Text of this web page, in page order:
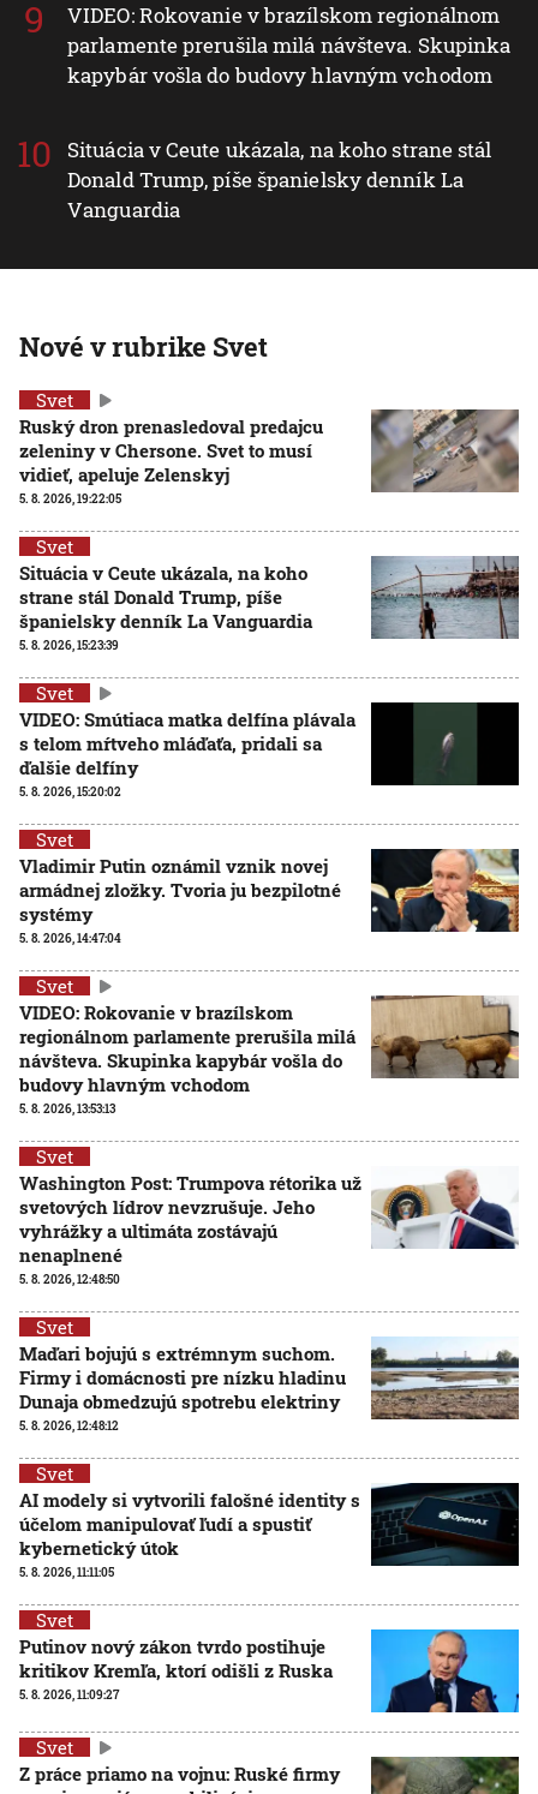
VIDEO: Rokovanie v brazílskom regionálnom
parlamente prerušila milá návšteva. Skupinka
kapybár vošla do budovy hlavným vchodom
Situácia v Ceute ukázala, na koho strane stál
Donald Trump, píše španielsky denník La
Vanguardia
Nové v rubrike Svet
Svet
Ruský dron prenasledoval predajcu
zeleniny v Chersone. Svet to musí
vidieť, apeluje Zelenskyj
5. 8. 2026, 19:22:05
Svet
Situácia v Ceute ukázala, na koho
strane stál Donald Trump, píše
španielsky denník La Vanguardia
5. 8. 2026, 15:23:39
Svet
VIDEO: Smútiaca matka delfína plávala
s telom mŕtveho mláďaťa, pridali sa
ďalšie delfíny
5. 8. 2026, 15:20:02
Svet
Vladimir Putin oznámil vznik novej
armádnej zložky. Tvoria ju bezpilotné
systémy
5. 8. 2026, 14:47:04
Svet
VIDEO: Rokovanie v brazílskom
regionálnom parlamente prerušila milá
návšteva. Skupinka kapybár vošla do
budovy hlavným vchodom
5. 8. 2026, 13:53:13
Svet
Washington Post: Trumpova rétorika už
svetových lídrov nevzrušuje. Jeho
vyhrážky a ultimáta zostávajú
nenaplnené
5. 8. 2026, 12:48:50
Svet
Maďari bojujú s extrémnym suchom.
Firmy i domácnosti pre nízku hladinu
Dunaja obmedzujú spotrebu elektriny
5. 8. 2026, 12:48:12
Svet
AI modely si vytvorili falošné identity s
účelom manipulovať ľudí a spustiť
kybernetický útok
5. 8. 2026, 11:11:05
Svet
Putinov nový zákon tvrdo postihuje
kritikov Kremľa, ktorí odišli z Ruska
5. 8. 2026, 11:09:27
Svet
Z práce priamo na vojnu: Ruské firmy